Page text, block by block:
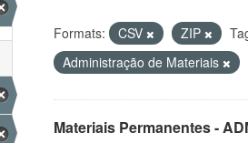
Formats: CSV ZIP
Administração de Materiais
Materiais Permanentes -